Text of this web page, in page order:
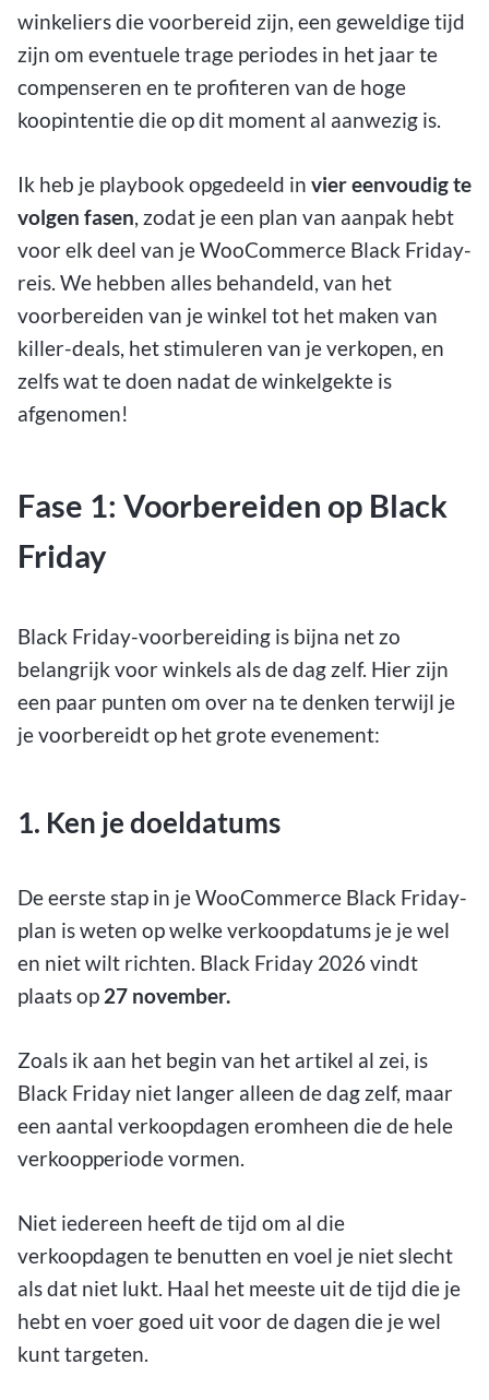
winkeliers die voorbereid zijn, een geweldige tijd
zijn om eventuele trage periodes in het jaar te
compenseren en te profiteren van de hoge
koopintentie die op dit moment al aanwezig is.
Ik heb je playbook opgedeeld in vier eenvoudig te
volgen fasen, zodat je een plan van aanpak hebt
voor elk deel van je WooCommerce Black Friday-
reis. We hebben alles behandeld, van het
voorbereiden van je winkel tot het maken van
killer-deals, het stimuleren van je verkopen, en
zelfs wat te doen nadat de winkelgekte is
afgenomen!
Fase 1: Voorbereiden op Black
Friday
Black Friday-voorbereiding is bijna net zo
belangrijk voor winkels als de dag zelf. Hier zijn
een paar punten om over na te denken terwijl je
je voorbereidt op het grote evenement:
1. Ken je doeldatums
De eerste stap in je WooCommerce Black Friday-
plan is weten op welke verkoopdatums je je wel
en niet wilt richten. Black Friday 2026 vindt
plaats op 27 november.
Zoals ik aan het begin van het artikel al zei, is
Black Friday niet langer alleen de dag zelf, maar
een aantal verkoopdagen eromheen die de hele
verkoopperiode vormen.
Niet iedereen heeft de tijd om al die
verkoopdagen te benutten en voel je niet slecht
als dat niet lukt. Haal het meeste uit de tijd die je
hebt en voer goed uit voor de dagen die je wel
kunt targeten.